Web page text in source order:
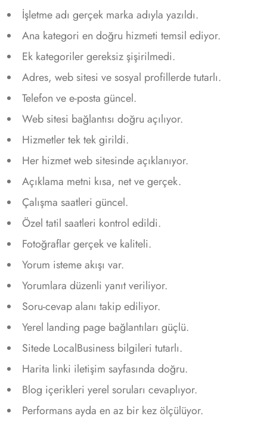
İşletme adı gerçek marka adıyla yazıldı.
Ana kategori en doğru hizmeti temsil ediyor.
Ek kategoriler gereksiz şişirilmedi.
Adres, web sitesi ve sosyal profillerde tutarlı.
Telefon ve e-posta güncel.
Web sitesi bağlantısı doğru açılıyor.
Hizmetler tek tek girildi.
Her hizmet web sitesinde açıklanıyor.
Açıklama metni kısa, net ve gerçek.
Çalışma saatleri güncel.
Özel tatil saatleri kontrol edildi.
Fotoğraflar gerçek ve kaliteli.
Yorum isteme akışı var.
Yorumlara düzenli yanıt veriliyor.
Soru-cevap alanı takip ediliyor.
Yerel landing page bağlantıları güçlü.
Sitede LocalBusiness bilgileri tutarlı.
Harita linki iletişim sayfasında doğru.
Blog içerikleri yerel soruları cevaplıyor.
Performans ayda en az bir kez ölçülüyor.